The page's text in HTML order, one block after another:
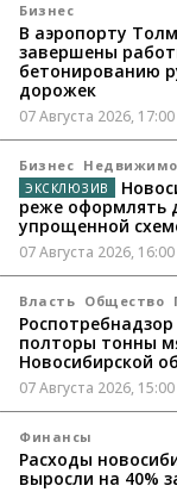
Бизнес
В аэропорту
завершены
бетонированию
дорожек
07 Августа 2026, 17:00
Бизнес
реже оформлять
упрощенной
07 Августа 2026, 16:00
Власть Общество
полторы тонны
Новосибирской
07 Августа 2026, 15:00
Финансы
Расходы
выросли на 40%